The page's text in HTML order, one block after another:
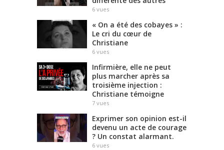
6 vues
« On a été des cobayes » :
Le cri du cœur de
Christiane
6 vues
Infirmière, elle ne peut
plus marcher après sa
troisième injection :
Christiane témoigne
7 vues
Exprimer son opinion est-il
devenu un acte de courage
? Un constat alarmant.
6 vues